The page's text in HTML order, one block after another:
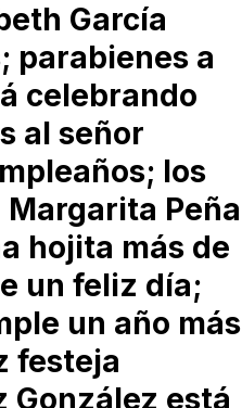
García
parabienes a
celebrando
al señor
los
Peña
hojita más de
un feliz día;
un año más
festeja
González está